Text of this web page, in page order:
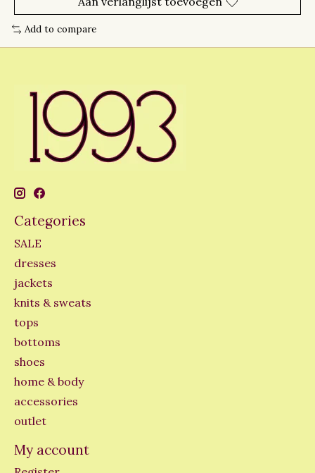
Add to compare
Categories
SALE
dresses
jackets
knits & sweats
tops
bottoms
shoes
home & body
accessories
outlet
My account